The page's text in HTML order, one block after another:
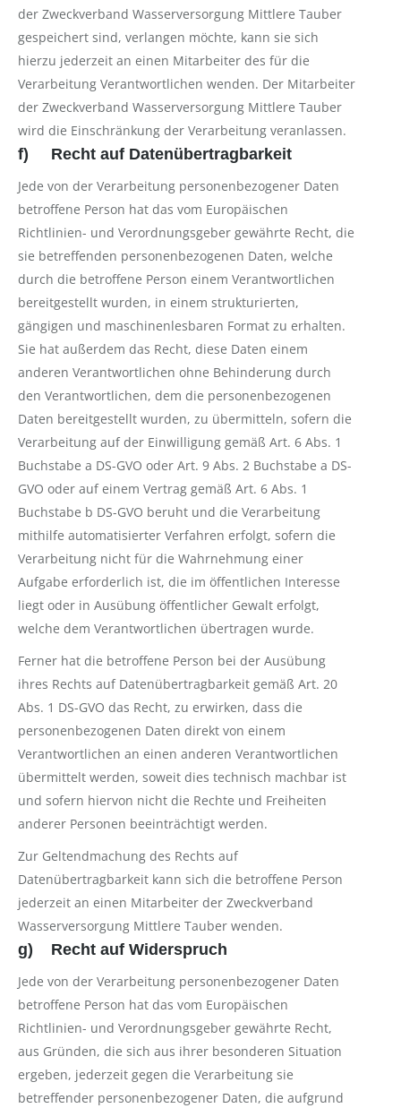
der Zweckverband Wasserversorgung Mittlere Tauber
gespeichert sind, verlangen möchte, kann sie sich
hierzu jederzeit an einen Mitarbeiter des für die
Verarbeitung Verantwortlichen wenden. Der Mitarbeiter
der Zweckverband Wasserversorgung Mittlere Tauber
wird die Einschränkung der Verarbeitung veranlassen.
f) Recht auf Datenübertragbarkeit
Jede von der Verarbeitung personenbezogener Daten
betroffene Person hat das vom Europäischen
Richtlinien- und Verordnungsgeber gewährte Recht, die
sie betreffenden personenbezogenen Daten, welche
durch die betroffene Person einem Verantwortlichen
bereitgestellt wurden, in einem strukturierten,
gängigen und maschinenlesbaren Format zu erhalten.
Sie hat außerdem das Recht, diese Daten einem
anderen Verantwortlichen ohne Behinderung durch
den Verantwortlichen, dem die personenbezogenen
Daten bereitgestellt wurden, zu übermitteln, sofern die
Verarbeitung auf der Einwilligung gemäß Art. 6 Abs. 1
Buchstabe a DS-GVO oder Art. 9 Abs. 2 Buchstabe a DS-
GVO oder auf einem Vertrag gemäß Art. 6 Abs. 1
Buchstabe b DS-GVO beruht und die Verarbeitung
mithilfe automatisierter Verfahren erfolgt, sofern die
Verarbeitung nicht für die Wahrnehmung einer
Aufgabe erforderlich ist, die im öffentlichen Interesse
liegt oder in Ausübung öffentlicher Gewalt erfolgt,
welche dem Verantwortlichen übertragen wurde.
Ferner hat die betroffene Person bei der Ausübung
ihres Rechts auf Datenübertragbarkeit gemäß Art. 20
Abs. 1 DS-GVO das Recht, zu erwirken, dass die
personenbezogenen Daten direkt von einem
Verantwortlichen an einen anderen Verantwortlichen
übermittelt werden, soweit dies technisch machbar ist
und sofern hiervon nicht die Rechte und Freiheiten
anderer Personen beeinträchtigt werden.
Zur Geltendmachung des Rechts auf
Datenübertragbarkeit kann sich die betroffene Person
jederzeit an einen Mitarbeiter der Zweckverband
Wasserversorgung Mittlere Tauber wenden.
g) Recht auf Widerspruch
Jede von der Verarbeitung personenbezogener Daten
betroffene Person hat das vom Europäischen
Richtlinien- und Verordnungsgeber gewährte Recht,
aus Gründen, die sich aus ihrer besonderen Situation
ergeben, jederzeit gegen die Verarbeitung sie
betreffender personenbezogener Daten, die aufgrund